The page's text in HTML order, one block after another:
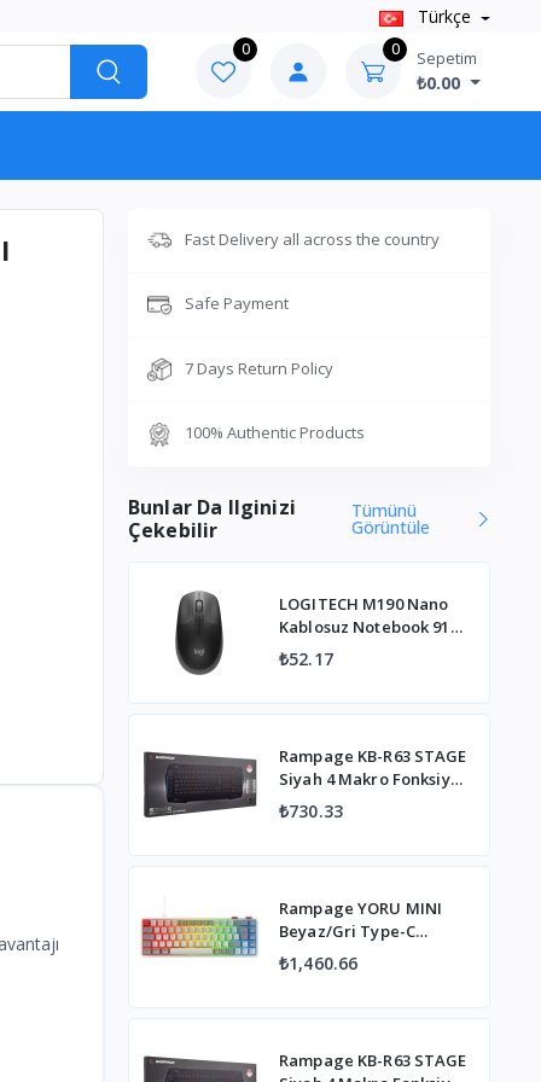
Türkçe
0 0 Sepetim
₺0.00
Fast Delivery all across the country
Safe Payment
7 Days Return Policy
100% Authentic Products
Bunlar Da Ilginizi
Çekebilir
Tümünü
Görüntüle
LOGITECH M190 Nano
Kablosuz Notebook 910-
005906 Gri Mouse
₺52.17
Rampage KB-R63 STAGE
Siyah 4 Makro Fonksiyon
Sese Duyarlı Işıklı RGB Q
USB +Ses Mik Çıkışlı
₺730.33
Rampage YORU MINI
Beyaz/Gri Type-C
Bağlantılı OUTEMU Red
Swich Q Mekanik
RGB
₺1,460.66
Rampage KB-R63 STAGE